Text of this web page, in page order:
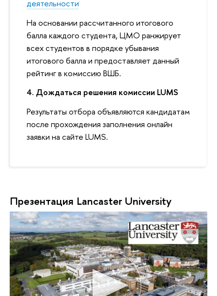
деятельности
На основании рассчитанного итогового
балла каждого студента, ЦМО ранжирует
всех студентов в порядке убывания
итогового балла и предоставляет данный
рейтинг в комиссию ВШБ.
4. Дождаться решения комиссии LUMS
Результаты отбора объявляются кандидатам
после прохождения заполнения онлайн
заявки на сайте LUMS.
Презентация Lancaster University